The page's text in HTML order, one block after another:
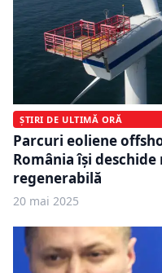
ȘTIRI DE ULTIMĂ ORĂ
Parcuri eoliene
România își
regenerabilă
20 mai 2025